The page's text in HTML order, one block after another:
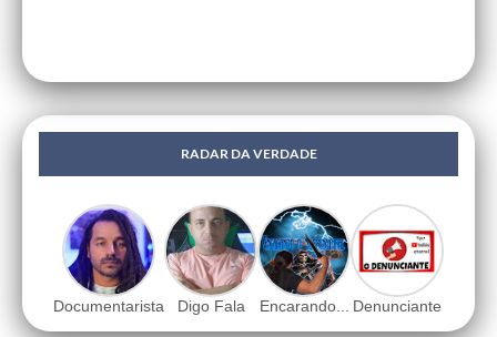
RADAR DA VERDADE
Documentarista Digo Fala Encarando... Denunciante